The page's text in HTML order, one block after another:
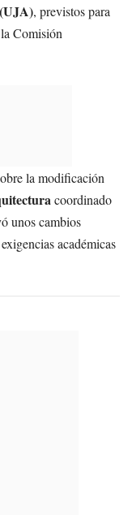
, previstos para
Comisión
la modificación
coordinado
unos cambios
académicas